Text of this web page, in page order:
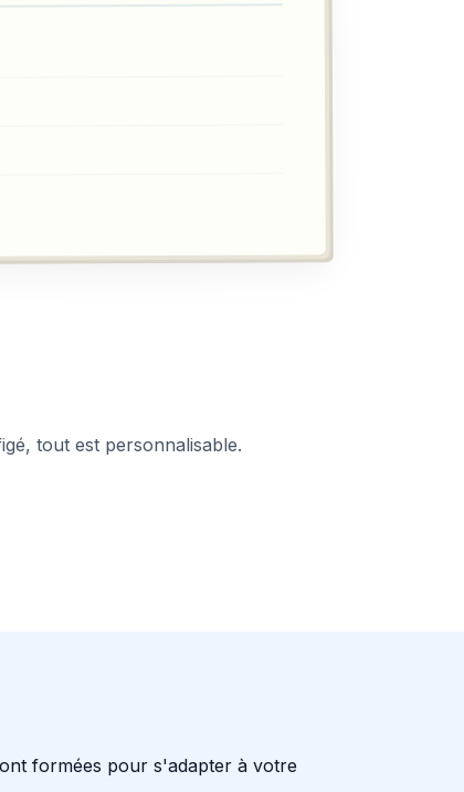
tout est personnalisable.
formées pour s'adapter à votre